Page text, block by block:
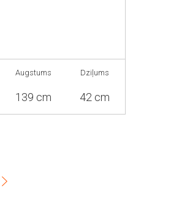
Augstums
139 cm
Dziļums
42 cm